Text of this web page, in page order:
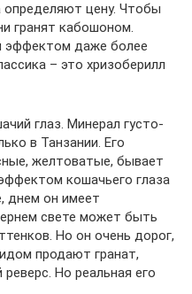
определяют цену. Чтобы
гранят кабошоном.
даже более
– это хризоберилл
глаз. Минерал густо-
в Танзании. Его
желтоватые, бывает
кошачьего глаза
днем он имеет
свете может быть
Но он очень дорог,
продают гранат,
Но реальная его